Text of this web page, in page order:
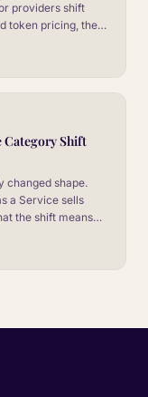
providers shift
token pricing, the
price for it.
Category Shift
changed shape.
a Service sells
the shift means